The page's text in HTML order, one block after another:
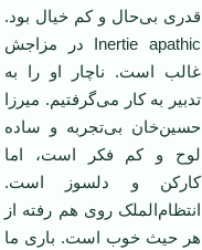
قدری بی‌حال و کم خیال بود.
Inertie apathic در مزاجش
غالب است. ناچار او را به
تدبیر به کار می‌گرفتیم. میرزا
حسین‌خان بی‌تجربه و ساده
لوح و کم فکر است، اما
کارکن و دلسوز است.
انتظام‌الملک روی هم رفته از
هر حیث خوب است. باری ما